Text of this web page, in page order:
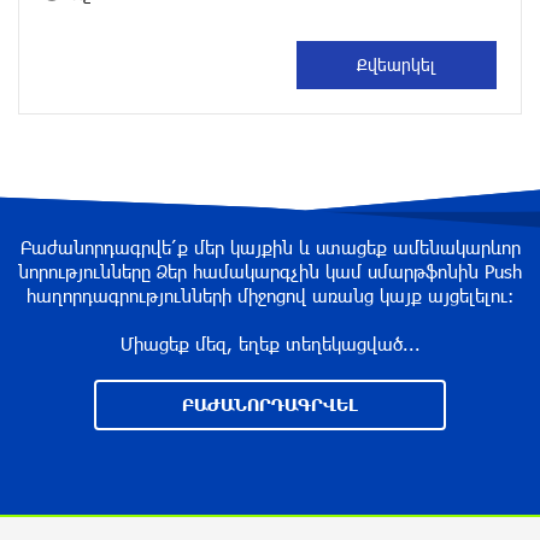
3 ժամ առաջ
փլուզմանը
Հայկական կոնյակի և գինու վաճառքի անկում
Պատմական ամնեզիա. Ինչո՞ւ է Հայաստանը
4 ժամ առաջ
Բաժանորդագրվե՛ք մեր կայքին և ստացեք ամենակարևոր
նորությունները Ձեր համակարգչին կամ սմարթֆոնին Push
հաղորդագրությունների միջոցով առանց կայք այցելելու։
Միացեք մեզ, եղեք տեղեկացված...
ԲԱԺԱՆՈՐԴԱԳՐՎԵԼ